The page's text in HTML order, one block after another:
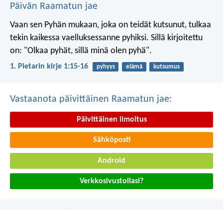
Päivän Raamatun jae
Vaan sen Pyhän mukaan, joka on teidät kutsunut, tulkaa
tekin kaikessa vaelluksessanne pyhiksi. Sillä kirjoitettu
on: "Olkaa pyhät, sillä minä olen pyhä".
1. Pietarin kirje 1:15-16 pyhyys elämä kutsumus
Vastaanota päivittäinen Raamatun jae:
Päivittäinen ilmoitus
Sähköposti
Android
Verkkosivustollasi?